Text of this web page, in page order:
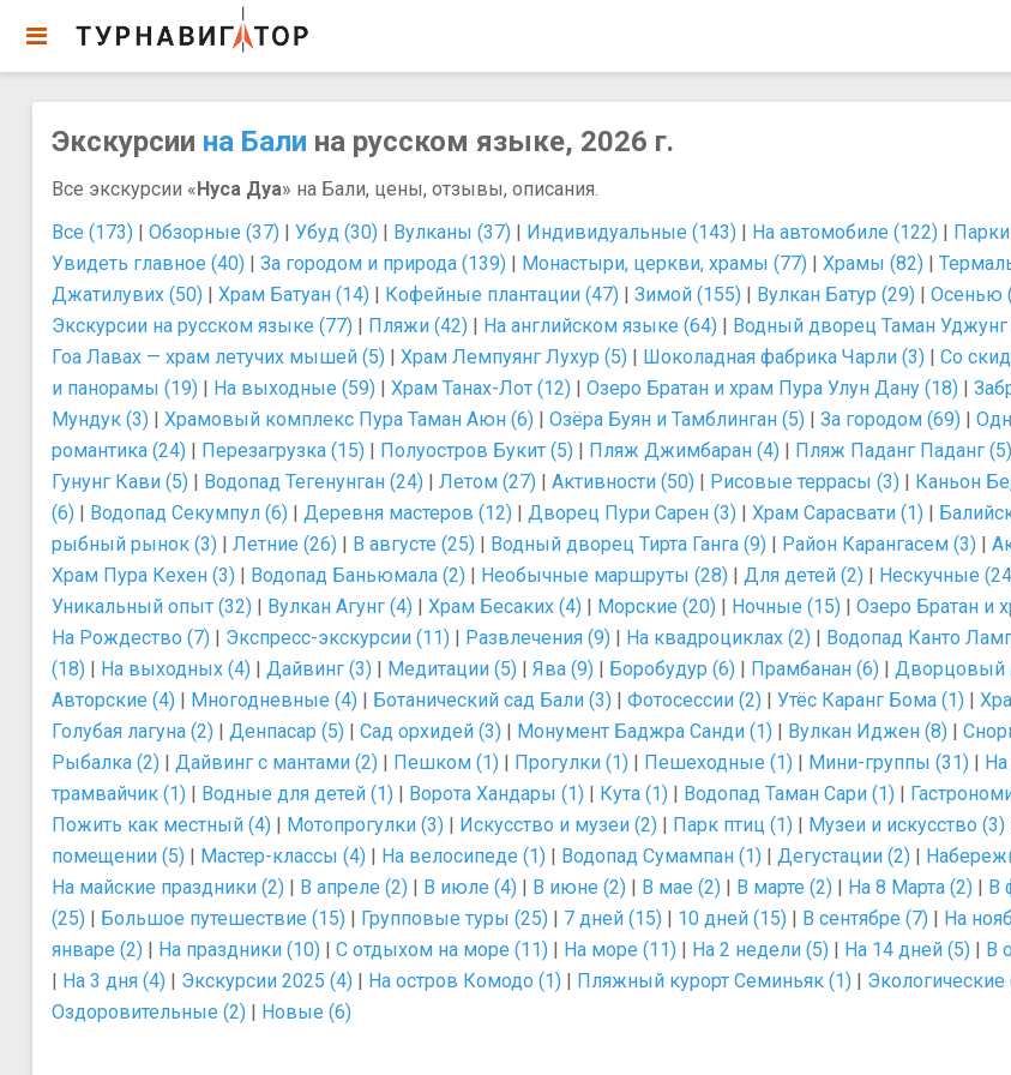
Экскурсии на Бали на русском языке, 2026 г.
Все экскурсии «Нуса Дуа» на Бали, цены, отзывы, описания.
Все (173) | Обзорные (37) | Убуд (30) | Вулканы (37) | Индивидуальные (143) | На автомобиле (122) |
Увидеть главное (40) | За городом и природа (139) | Монастыри, церкви, храмы (77) | Храмы (82) |
Джатилувих (50) | Храм Батуан (14) | Кофейные плантации (47) | Зимой (155) | Вулкан Батур (29) | Осенью
Экскурсии на русском языке (77) | Пляжи (42) | На английском языке (64) | Водный дворец Таман Уджунг
Гоа Лавах — храм летучих мышей (5) | Храм Лемпуянг Лухур (5) | Шоколадная фабрика Чарли (3) | Со
и панорамы (19) | На выходные (59) | Храм Танах-Лот (12) | Озеро Братан и храм Пура Улун Дану (18) |
Мундук (3) | Храмовый комплекс Пура Таман Аюн (6) | Озёра Буян и Тамблинган (5) | За городом (69) |
романтика (24) | Перезагрузка (15) | Полуостров Букит (5) | Пляж Джимбаран (4) | Пляж Паданг Паданг (5)
Гунунг Кави (5) | Водопад Тегенунган (24) | Летом (27) | Активности (50) | Рисовые террасы (3) | Каньон
(6) | Водопад Секумпул (6) | Деревня мастеров (12) | Дворец Пури Сарен (3) | Храм Сарасвати (1) |
рыбный рынок (3) | Летние (26) | В августе (25) | Водный дворец Тирта Ганга (9) | Район Карангасем (3) |
Храм Пура Кехен (3) | Водопад Баньюмала (2) | Необычные маршруты (28) | Для детей (2) | Нескучные
Уникальный опыт (32) | Вулкан Агунг (4) | Храм Бесаких (4) | Морские (20) | Ночные (15) | Озеро Братан и
На Рождество (7) | Экспресс-экскурсии (11) | Развлечения (9) | На квадроциклах (2) | Водопад Канто
(18) | На выходных (4) | Дайвинг (3) | Медитации (5) | Ява (9) | Боробудур (6) | Прамбанан (6) | Дворцовый
Авторские (4) | Многодневные (4) | Ботанический сад Бали (3) | Фотосессии (2) | Утёс Каранг Бома (1) |
Голубая лагуна (2) | Денпасар (5) | Сад орхидей (3) | Монумент Баджра Санди (1) | Вулкан Иджен (8) |
Рыбалка (2) | Дайвинг с мантами (2) | Пешком (1) | Прогулки (1) | Пешеходные (1) | Мини-группы (31) | На
трамвайчик (1) | Водные для детей (1) | Ворота Хандары (1) | Кута (1) | Водопад Таман Сари (1) |
Пожить как местный (4) | Мотопрогулки (3) | Искусство и музеи (2) | Парк птиц (1) | Музеи и искусство (3)
помещении (5) | Мастер-классы (4) | На велосипеде (1) | Водопад Сумампан (1) | Дегустации (2) |
На майские праздники (2) | В апреле (2) | В июле (4) | В июне (2) | В мае (2) | В марте (2) | На 8 Марта (2) | В
(25) | Большое путешествие (15) | Групповые туры (25) | 7 дней (15) | 10 дней (15) | В сентябре (7) | На
январе (2) | На праздники (10) | С отдыхом на море (11) | На море (11) | На 2 недели (5) | На 14 дней (5) | В
| На 3 дня (4) | Экскурсии 2025 (4) | На остров Комодо (1) | Пляжный курорт Семиньяк (1) | Экологические
Оздоровительные (2) | Новые (6)